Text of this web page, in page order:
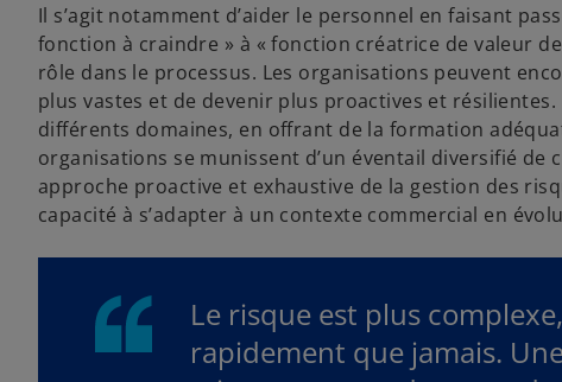
Il s’agit notamment d’aider le personnel en faisant
fonction à craindre » à « fonction créatrice de valeur
rôle dans le processus. Les organisations peuvent
plus vastes et de devenir plus proactives et
différents domaines, en offrant de la formation
organisations se munissent d’un éventail diversifié
approche proactive et exhaustive de la gestion des
capacité à s’adapter à un contexte commercial en
Le risque est plus
rapidement que jamais.